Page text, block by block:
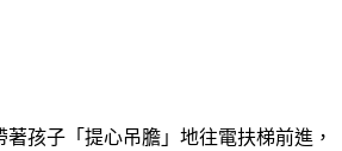
孩子「提心吊膽」地往電扶梯前進，